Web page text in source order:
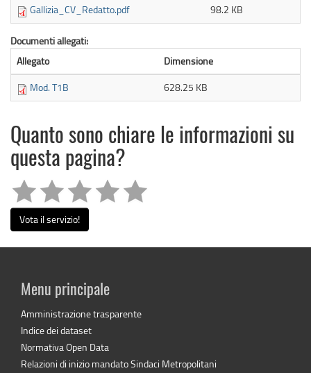
Gallizia_CV_Redatto.pdf
98.2 KB
Documenti allegati:
Allegato
Dimensione
Mod. T1B
628.25 KB
Quanto sono chiare le informazioni su
questa pagina?
Vota il servizio!
Menu principale
Amministrazione trasparente
Indice dei dataset
Normativa Open Data
Relazioni di inizio mandato Sindaci Metropolitani